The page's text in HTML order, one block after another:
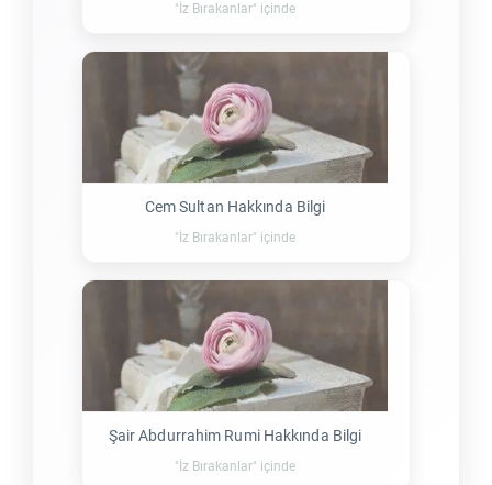
"İz Bırakanlar" içinde
Cem Sultan Hakkında Bilgi
"İz Bırakanlar" içinde
Şair Abdurrahim Rumi Hakkında Bilgi
"İz Bırakanlar" içinde